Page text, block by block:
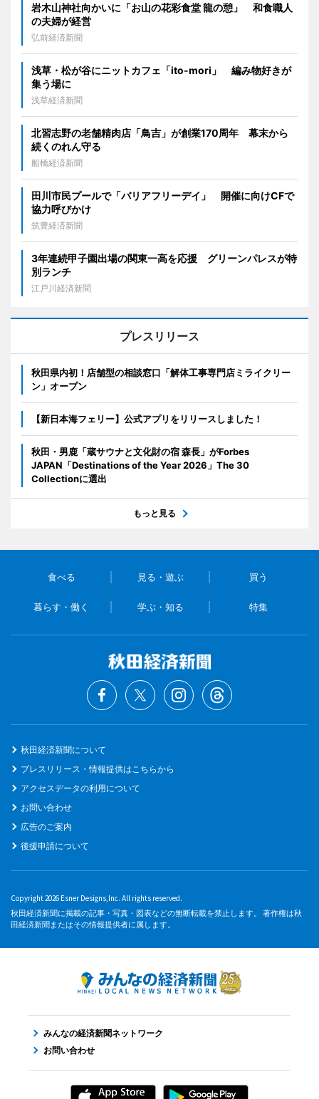
岩木山神社向かいに「お山の花彩食堂 龍の憩」 和食職人
の夫婦が経営
弘前経済新聞
浅草・松が谷にニットカフェ「ito-mori」 編み物好きが
集う場に
浅草経済新聞
北習志野の老舗精肉店「鳥吉」が創業170周年 幕末から
続くのれん守る
船橋経済新聞
田川市民プールで「バリアフリーデイ」 開催に向けCFで
協力呼びかけ
筑豊経済新聞
3年連続甲子園出場の関東一高を応援 グリーンパレスが特
別ランチ
江戸川経済新聞
プレスリリース
秋田県内初！店舗型の相談窓口「解体工事専門店ミライクリー
ン」オープン
【新日本海フェリー】公式アプリをリリースしました！
秋田・男鹿「蔵サウナと文化財の宿 森長」がForbes
JAPAN「Destinations of the Year 2026」The 30
Collectionに選出
もっと見る
食べる 見る・遊ぶ 買う
暮らす・働く 学ぶ・知る 特集
秋田経済新聞について
プレスリリース・情報提供はこちらから
アクセスデータの利用について
お問い合わせ
広告のご案内
後援申請について
Copyright 2026 Esner Designs,Inc. All rights reserved.
秋田経済新聞に掲載の記事・写真・図表などの無断転載を禁止します。 著作権は秋
田経済新聞またはその情報提供者に属します。
みんなの経済新聞ネットワーク
お問い合わせ